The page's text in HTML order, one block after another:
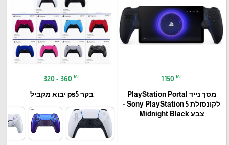
1150 ₪
מסך נייד PlayStation Portal‎
לקונסולת Sony PlayStation 5 -
צבע Midnight Black
320 - 360 ₪
בקר ps5 יבוא מקביל